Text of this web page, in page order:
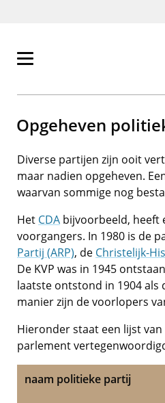
Primair
tonen/verbergen
Opgeheven
Diverse partijen zijn ooit
maar nadien opgeheven.
waarvan sommige nog
Het CDA bijvoorbeeld, heeft
voorgangers. In 1980 is de
Partij (ARP), de Christelijk-
De KVP was in 1945
laatste ontstond in 1904 als
manier zijn de voorlopers
Hieronder staat een lijst
parlement
naam politieke partij